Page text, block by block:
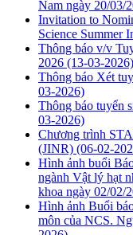
Nam ngày 20/03/
Invitation to
Science Summer
Thông báo v/v
2026 (13-03-2026)
Thông báo Xét
03-2026)
Thông báo tuyển
03-2026)
Chương trình
(JINR) (06-02-
Hình ảnh buổi
ngành Vật lý hạt
khoa ngày 02/02/
Hình ảnh Buổi
môn của NCS.